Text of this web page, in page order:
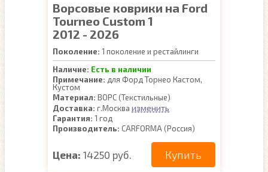
Ворсовые коврики на Ford
Tourneo Custom 1
2012 - 2026
Поколение: 1 поколение и рестайлинги
Наличие: Есть в наличии
Примечание: для Форд Торнео Кастом,
Кустом
Материал: ВОРС (Текстильные)
Доставка: г.Москва изменить
Гарантия: 1 год
Производитель: CARFORMA (Россия)
Цена: 14250 руб. Купить